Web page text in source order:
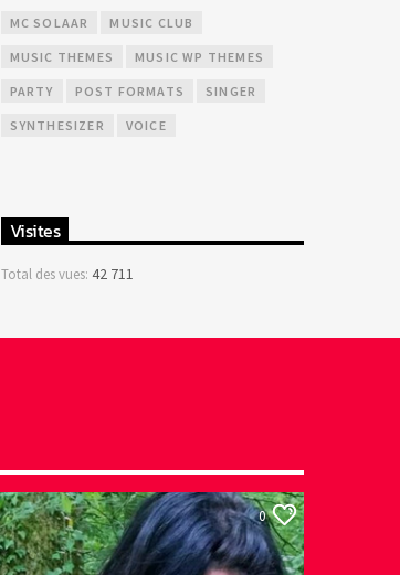
MC SOLAAR MUSIC CLUB
MUSIC THEMES MUSIC WP THEMES
PARTY POST FORMATS SINGER
SYNTHESIZER VOICE
Visites
Total des vues: 42 711
0